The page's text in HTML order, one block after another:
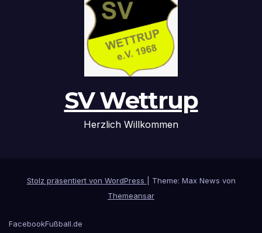
SV Wettrup
Herzlich Willkommen
Stolz präsentiert von WordPress
Theme: Max News von
Themeansar
FacebookFußball.de